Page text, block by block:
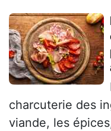
charcuterie des
viande, les